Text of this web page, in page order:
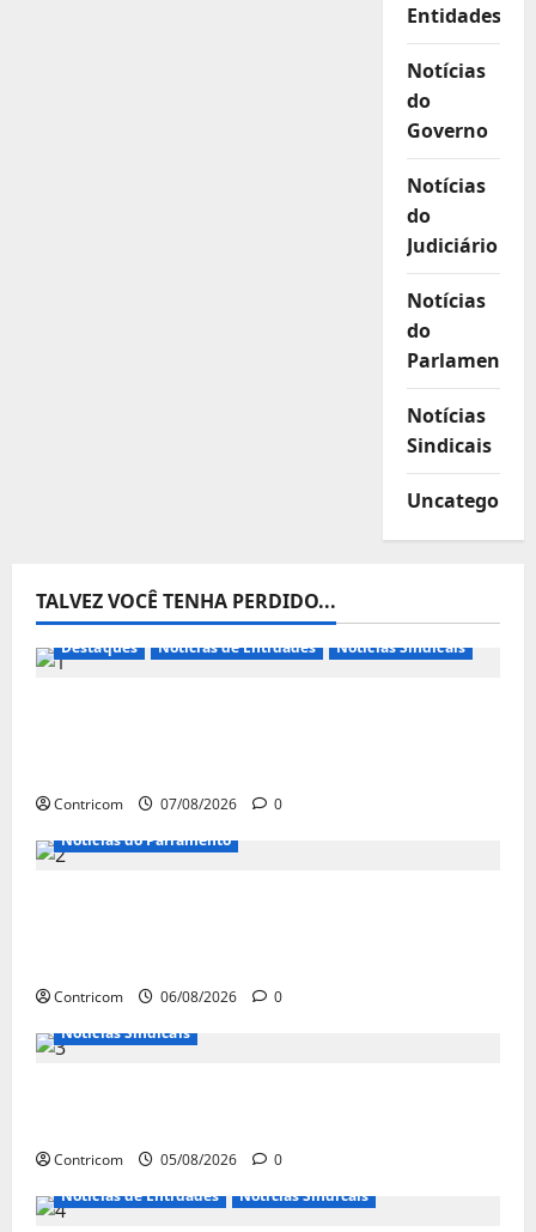
Entidades
Notícias
do
Governo
Notícias
do
Judiciário
Notícias
do
Parlamento
Notícias
Sindicais
TALVEZ VOCÊ TENHA PERDIDO...
Destaques Notícias de Entidades Notícias Sindicais
Contricom 07/08/2026
0
Notícias do Parlamento
Contricom 06/08/2026
0
Notícias Sindicais
Contricom 05/08/2026
0
Notícias de Entidades
Notícias Sindicais